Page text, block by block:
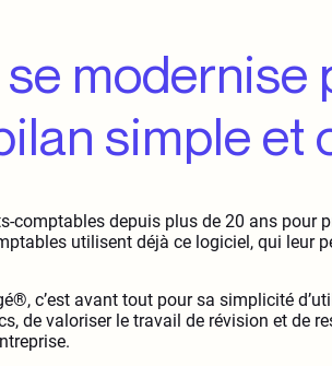
modernise
simple et
comptables depuis plus de 20 ans pour
utilisent déjà ce logiciel, qui leur
c’est avant tout pour sa simplicité
de valoriser le travail de révision et de